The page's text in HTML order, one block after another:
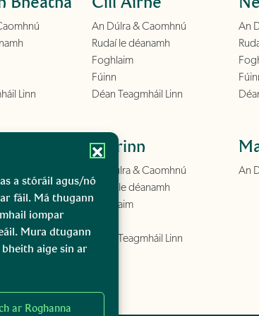
a stóráil agus/nó
fáil. Má thugann
iompar
Mura dtugann
aige sin ar
ar Roghanna
Linn
An Dúlra & Caomhnú
Rudaí le déanamh
Foghlaim
Fúinn
Déan Teagmháil Linn
An
Linn
Boirinn
An Dúlra & Caomhnú
Rudaí le déanamh
Foghlaim
Déan Teagmháil Linn
An